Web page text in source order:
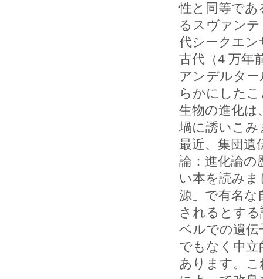
性と同等であ
るスヴァン
代シークエン
古代（4 万年
アンデルタ
らかにした
生物の進化は
堝に誘いこみ
最近、集団遺
論：進化論の
い本を読み
源」で有名な
されるとす
ベルでの遺伝
でもなく中
あります。